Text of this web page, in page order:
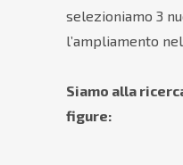
selezioniamo 3
l’ampliamento
Siamo alla
figure: